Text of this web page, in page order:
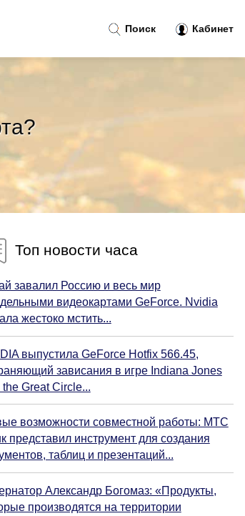
Топ новости часа
завалил Россию и весь мир
видеокартами GeForce. Nvidia
жестоко мстить...
выпустила GeForce Hotfix 566.45,
зависания в игре Indiana Jones
the Great Circle...
возможности совместной работы: МТС
представил инструмент для создания
таблиц и презентаций...
Александр Богомаз: «Продукты,
производятся на территории
Поиск Кабинет